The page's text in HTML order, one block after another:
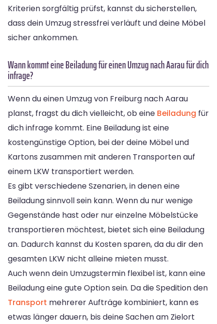
Kriterien sorgfältig prüfst, kannst du sicherstellen,
dass dein Umzug stressfrei verläuft und deine Möbel
sicher ankommen.
Wann kommt eine Beiladung für einen Umzug nach Aarau für dich
infrage?
Wenn du einen Umzug von Freiburg nach Aarau
planst, fragst du dich vielleicht, ob eine Beiladung für
dich infrage kommt. Eine Beiladung ist eine
kostengünstige Option, bei der deine Möbel und
Kartons zusammen mit anderen Transporten auf
einem LKW transportiert werden.
Es gibt verschiedene Szenarien, in denen eine
Beiladung sinnvoll sein kann. Wenn du nur wenige
Gegenstände hast oder nur einzelne Möbelstücke
transportieren möchtest, bietet sich eine Beiladung
an. Dadurch kannst du Kosten sparen, da du dir den
gesamten LKW nicht alleine mieten musst.
Auch wenn dein Umzugstermin flexibel ist, kann eine
Beiladung eine gute Option sein. Da die Spedition den
Transport mehrerer Aufträge kombiniert, kann es
etwas länger dauern, bis deine Sachen am Zielort